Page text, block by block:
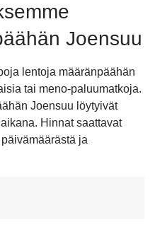
Joensuu
lentoja määränpäähän
tai meno-paluumatkoja.
Joensuu löytyivät
Hinnat saattavat
ja